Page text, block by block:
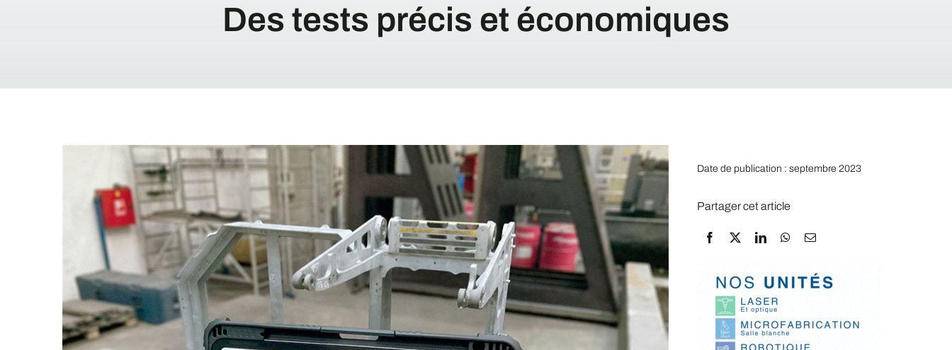
Des tests précis et économiques
Date de publication : septembre 2023
Partager cet article